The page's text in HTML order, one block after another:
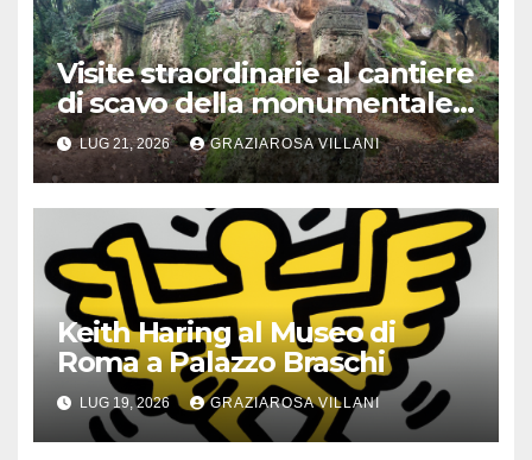
Visite straordinarie al cantiere
di scavo della monumentale
Tomba Lattanzi nella
necropoli rupestre di Norchia
LUG 21, 2026 GRAZIAROSA VILLANI
Keith Haring al Museo di
Roma a Palazzo Braschi
LUG 19, 2026 GRAZIAROSA VILLANI